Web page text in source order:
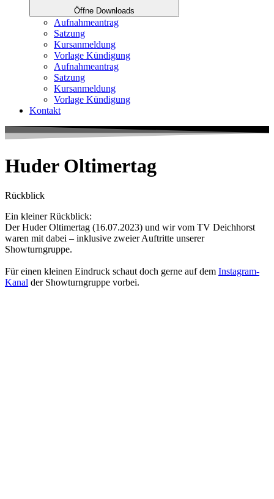
Öffne Downloads
Aufnahmeantrag
Satzung
Kursanmeldung
Vorlage Kündigung
Aufnahmeantrag
Satzung
Kursanmeldung
Vorlage Kündigung
Kontakt
Huder Oltimertag
Rückblick
Ein kleiner Rückblick:
Der Huder Oltimertag (16.07.2023) und wir vom TV Deichhorst
waren mit dabei – inklusive zweier Auftritte unserer
Showturngruppe.
Für einen kleinen Eindruck schaut doch gerne auf dem Instagram-
Kanal der Showturngruppe vorbei.